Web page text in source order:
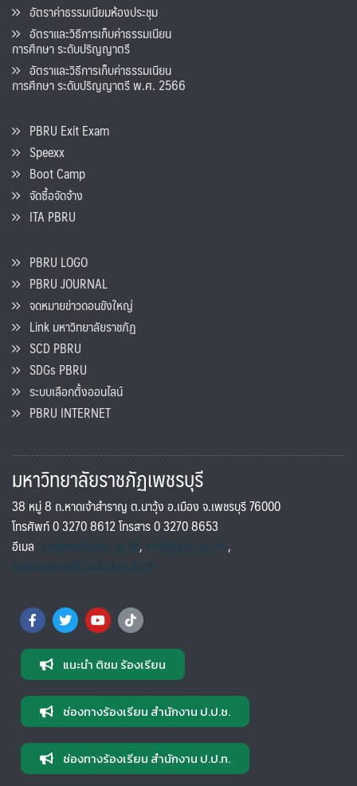
อัตราค่าธรรมเนียมห้องประชุม
อัตราและวิธีการเก็บค่าธรรมเนียน
การศึกษา ระดับปริญญาตรี
อัตราและวิธีการเก็บค่าธรรมเนียน
การศึกษา ระดับปริญญาตรี พ.ศ. 2566
PBRU Exit Exam
Speexx
Boot Camp
จัดซื้อจัดจ้าง
ITA PBRU
PBRU LOGO
PBRU JOURNAL
จดหมายข่าวดอนขังใหญ่
Link มหาวิทยาลัยราชภัฏ
SCD PBRU
SDGs PBRU
ระบบเลือกตั้งออนไลน์
PBRU INTERNET
มหาวิทยาลัยราชภัฏเพชรบุรี
38 หมู่ 8 ถ.หาดเจ้าสำราญ ต.นาวุ้ง อ.เมือง จ.เพชรบุรี 76000
โทรศัพท์ 0 3270 8612 โทรสาร 0 3270 8653
อีเมล saraban@pbru.ac.th, info@pbru.ac.th,
international@mail.pbru.ac.th
แนะนำ ติชม ร้องเรียน
ช่องทางร้องเรียน สำนักงาน ป.ป.ช.
ช่องทางร้องเรียน สำนักงาน ป.ป.ท.